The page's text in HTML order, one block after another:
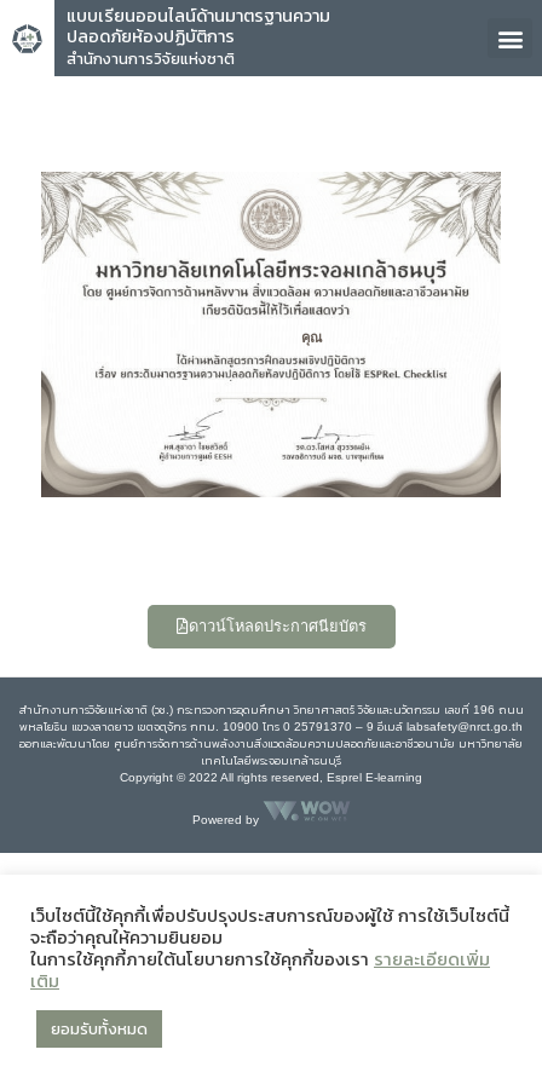
แบบเรียนออนไลน์ด้านมาตรฐานความ
ปลอดภัยห้องปฏิบัติการ
สำนักงานการวิจัยแห่งชาติ
คุณ
ดาวน์โหลดประกาศนียบัตร
สำนักงานการวิจัยแห่งชาติ (วช.) กระทรวงการอุดมศึกษา วิทยาศาสตร์ วิจัยและนวัตกรรม เลขที่ 196 ถนน
พหลโยธิน แขวงลาดยาว เขตจตุจักร กทม. 10900 โทร 0 25791370 – 9 อีเมล์ labsafety@nrct.go.th
ออกและพัฒนาโดย ศูนย์การจัดการด้านพลังงานสิ่งแวดล้อมความปลอดภัยและอาชีวอนามัย มหาวิทยาลัย
เทคโนโลยีพระจอมเกล้าธนบุรี
Copyright © 2022 All rights reserved, Esprel E-learning
Powered by
เว็บไซต์นี้ใช้คุกกี้เพื่อปรับปรุงประสบการณ์ของผู้ใช้ การใช้เว็บไซต์นี้
จะถือว่าคุณให้ความยินยอม
ในการใช้คุกกี้ภายใต้นโยบายการใช้คุกกี้ของเรา รายละเอียดเพิ่ม
เติม
ยอมรับทั้งหมด